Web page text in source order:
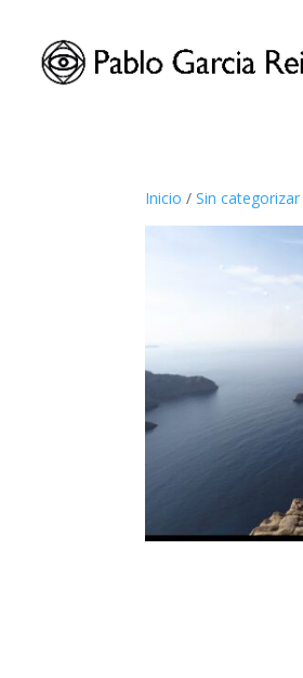
Inicio /Sin categorizar